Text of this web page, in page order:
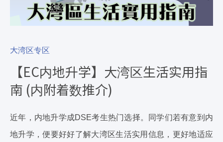
大湾区专区
【EC内地升学】大湾区生活实用指
南 (内附着数推介)
近年，内地升学成DSE考生热门选择。同学们若有意到内
地升学，便要好好了解大湾区生活实用信息，更好地适应